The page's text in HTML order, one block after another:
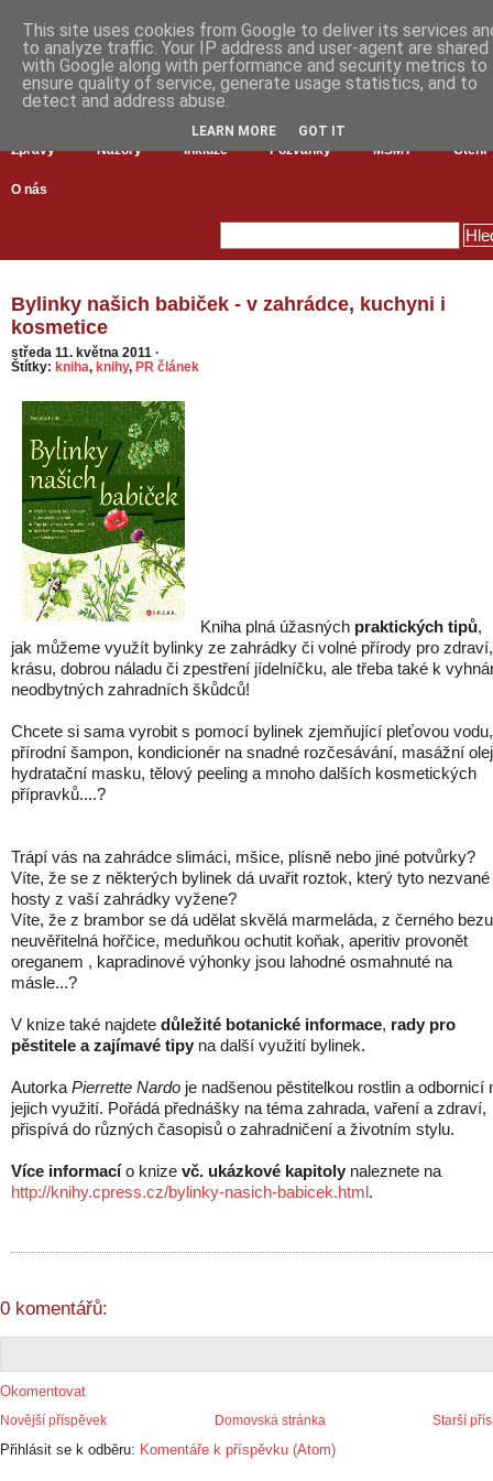
Zprávy Názory Inkluze Pozvánky MŠMT Čtení
O nás
Bylinky našich babiček - v zahrádce, kuchyni i
kosmetice
středa 11. května 2011 ·
Štítky: kniha, knihy, PR článek
Kniha plná úžasných praktických tipů,
jak můžeme využít bylinky ze zahrádky či volné přírody pro zdraví,
krásu, dobrou náladu či zpestření jídelníčku, ale třeba také k
neodbytných zahradních škůdců!
Chcete si sama vyrobit s pomocí bylinek zjemňující pleťovou vodu,
přírodní šampon, kondicionér na snadné rozčesávání, masážní
hydratační masku, tělový peeling a mnoho dalších kosmetických
přípravků....?
Trápí vás na zahrádce slimáci, mšice, plísně nebo jiné potvůrky?
Víte, že se z některých bylinek dá uvařit roztok, který tyto nezvané
hosty z vaší zahrádky vyžene?
Víte, že z brambor se dá udělat skvělá marmeláda, z černého bezu
neuvěřitelná hořčice, meduňkou ochutit koňak, aperitiv provonět
oreganem , kapradinové výhonky jsou lahodné osmahnuté na
másle...?
V knize také najdete důležité botanické informace, rady pro
pěstitele a zajímavé tipy na další využití bylinek.
Autorka Pierrette Nardo je nadšenou pěstitelkou rostlin a odbornicí
jejich využití. Pořádá přednášky na téma zahrada, vaření a zdraví,
přispívá do různých časopisů o zahradničení a životním stylu.
Více informacío knize vč. ukázkové kapitoly naleznete na
http://knihy.cpress.cz/bylinky-nasich-babicek.html.
0 komentářů:
Okomentovat
Novější příspěvek Starší
Domovská stránka
Přihlásit se k odběru: Komentáře k příspěvku (Atom)
This site uses cookies from Google to deliver its services
to analyze traffic. Your IP address and user-agent are shared
with Google along with performance and security metrics to
ensure quality of service, generate usage statistics, and to
detect and address abuse.
LEARN MORE GOT IT